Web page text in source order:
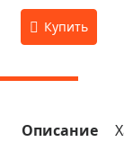
Описание